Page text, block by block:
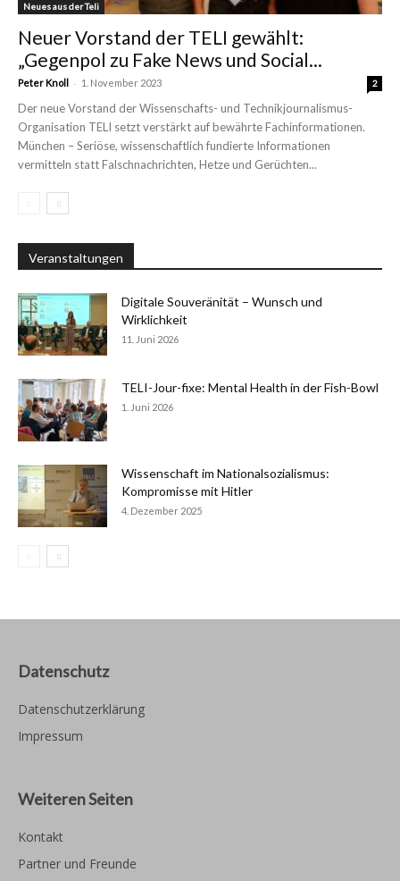
Neues aus der Teli
Neuer Vorstand der TELI gewählt:
„Gegenpol zu Fake News und Social...
Peter Knoll - 1. November 2023 2
Der neue Vorstand der Wissenschafts- und Technikjournalismus-
Organisation TELI setzt verstärkt auf bewährte Fachinformationen.
München – Seriöse, wissenschaftlich fundierte Informationen
vermitteln statt Falschnachrichten, Hetze und Gerüchten...
Veranstaltungen
Digitale Souveränität – Wunsch und
Wirklichkeit
11. Juni 2026
TELI-Jour-fixe: Mental Health in der Fish-Bowl
1. Juni 2026
Wissenschaft im Nationalsozialismus:
Kompromisse mit Hitler
4. Dezember 2025
Datenschutz
Datenschutzerklärung
Impressum
Weiteren Seiten
Kontakt
Partner und Freunde